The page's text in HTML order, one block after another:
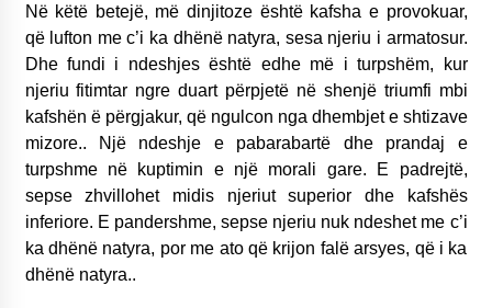
Në këtë betejë, më dinjitoze është kafsha e provokuar,
që lufton me c’i ka dhënë natyra, sesa njeriu i armatosur.
Dhe fundi i ndeshjes është edhe më i turpshëm, kur
njeriu fitimtar ngre duart përpjetë në shenjë triumfi mbi
kafshën ë përgjakur, që ngulcon nga dhembjet e shtizave
mizore.. Një ndeshje e pabarabartë dhe prandaj e
turpshme në kuptimin e një morali gare. E padrejtë,
sepse zhvillohet midis njeriut superior dhe kafshës
inferiore. E pandershme, sepse njeriu nuk ndeshet me c’i
ka dhënë natyra, por me ato që krijon falë arsyes, që i ka
dhënë natyra..